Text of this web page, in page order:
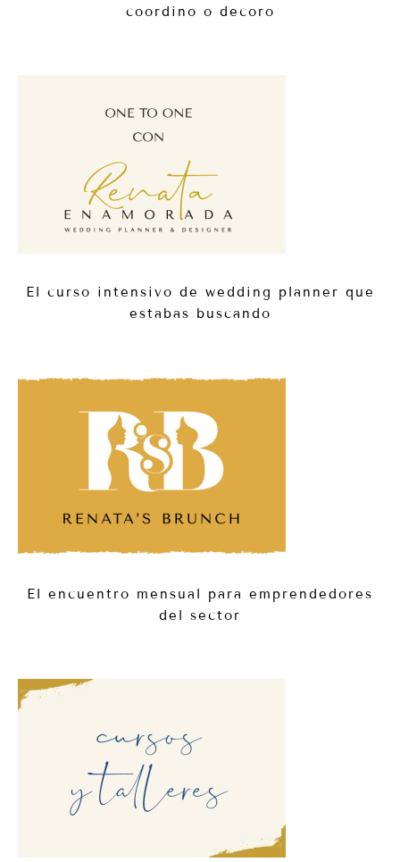
coordino o decoro
El curso intensivo de wedding planner que
estabas buscando
El encuentro mensual para emprendedores
del sector